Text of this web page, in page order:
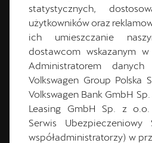
DYNAMIC
Zasięg do 450km
Silnik o mocy do 155kW
Nadwozie
Pełne przednie światła
Wnętrze
Podgrzewane przednie
statystycznych,
użytkowników oraz
ich umieszczanie
dostawcom wskazanym
Administratorem
Volkswagen Group Polska
Volkswagen Bank GmbH
Leasing GmbH Sp. z o.o.
Serwis
współadministratorzy) w